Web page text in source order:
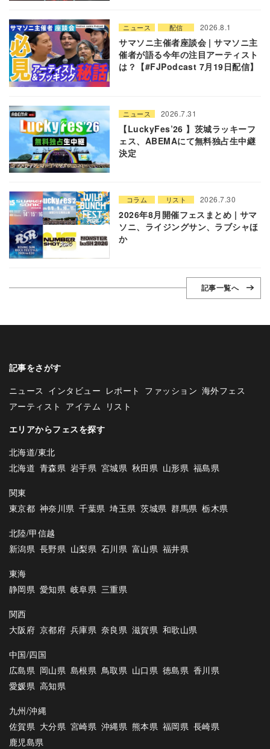
ニュース 配信 2026.8.1
サマソニ主催者座談会 | サマソニ主
催者が語る今年の注目アーティスト
は？【#FJPodcast 7月19日配信】
ニュース 2026.7.31
【LuckyFes’26 】茨城ラッキーフ
ェス、ABEMAにて無料独占生中継
決定
コラム リスト 2026.7.30
2026年8月開催フェスまとめ | サマ
ソニ、ライジングサン、ラブシャほ
か
記事一覧へ
記事をさがす
ニュース インタビュー レポート ファッション 海外フェス
アーティスト アイテム
リスト
エリアからフェスを探す
北海道/東北
北海道 青森県 岩手県 宮城県 秋田県 山形県 福島県
関東
東京都 神奈川県 千葉県 埼玉県 茨城県 群馬県 栃木県
北陸/甲信越
新潟県 長野県 山梨県 石川県 富山県 福井県
東海
静岡県 愛知県 岐阜県 三重県
関西
大阪府 京都府 兵庫県 奈良県 滋賀県 和歌山県
中国/四国
広島県 岡山県 島根県 鳥取県 山口県 徳島県 香川県
愛媛県 高知県
九州/沖縄
佐賀県 大分県 宮崎県 沖縄県 熊本県 福岡県 長崎県
鹿児島県